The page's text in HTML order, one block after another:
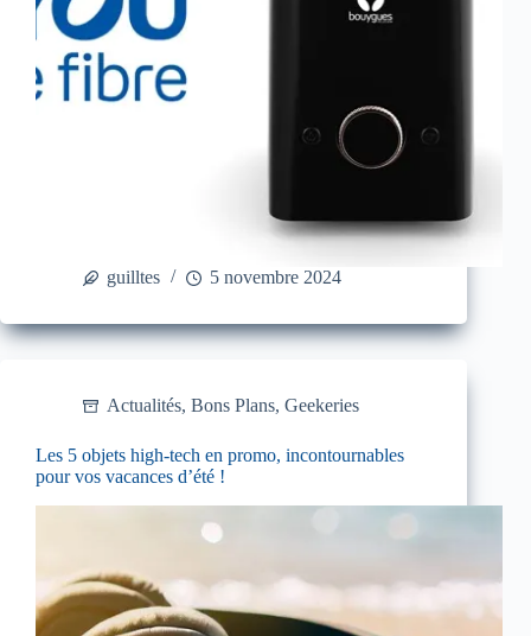
guilltes 5 novembre 2024
Actualités, Bons Plans, Geekeries
Les 5 objets high-tech en promo, incontournables
pour vos vacances d’été !